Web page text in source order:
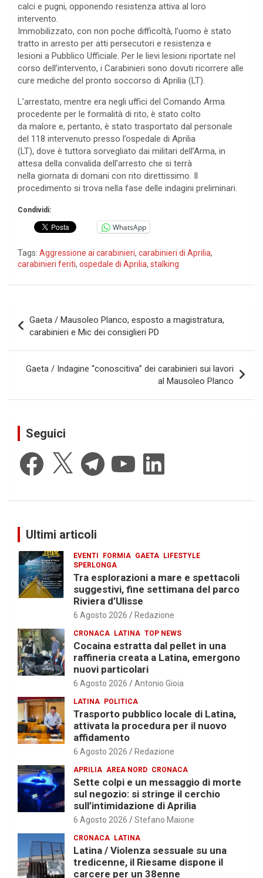
calci e pugni, opponendo resistenza attiva al loro
intervento.
Immobilizzato, con non poche difficoltà, l’uomo è stato
tratto in arresto per atti persecutori e resistenza e
lesioni a Pubblico Ufficiale. Per le lievi lesioni riportate nel
corso dell’intervento, i Carabinieri sono dovuti ricorrere alle
cure mediche del pronto soccorso di Aprilia (LT).
L’arrestato, mentre era negli uffici del Comando Arma
procedente per le formalità di rito, è stato colto
da malore e, pertanto, è stato trasportato dal personale
del 118 intervenuto presso l’ospedale di Aprilia
(LT), dove è tuttora sorvegliato dai militari dell’Arma, in
attesa della convalida dell’arresto che si terrà
nella giornata di domani con rito direttissimo. Il
procedimento si trova nella fase delle indagini preliminari.
Condividi:
WhatsApp
Tags: Aggressione ai carabinieri, carabinieri di Aprilia,
carabinieri feriti, ospedale di Aprilia, stalking
articoli
Gaeta / Mausoleo Planco, esposto a magistratura,
carabinieri e Mic dei consiglieri PD
Gaeta / Indagine “conoscitiva” dei carabinieri sui lavori
al Mausoleo Planco
Seguici
Facebook Telegram YouTube LinkedIn
Ultimi articoli
EVENTI FORMIA GAETA LIFESTYLE
SPERLONGA
Tra esplorazioni a mare e spettacoli
suggestivi, fine settimana del parco
Riviera d’Ulisse
6 Agosto 2026 Redazione
CRONACA LATINA TOP NEWS
Cocaina estratta dal pellet in una
raffineria creata a Latina, emergono
nuovi particolari
6 Agosto 2026 Antonio Gioia
LATINA POLITICA
Trasporto pubblico locale di Latina,
attivata la procedura per il nuovo
affidamento
6 Agosto 2026 Redazione
APRILIA AREA NORD CRONACA
Sette colpi e un messaggio di morte
sul negozio: si stringe il cerchio
sull’intimidazione di Aprilia
6 Agosto 2026 Stefano Maione
CRONACA LATINA
Latina / Violenza sessuale su una
tredicenne, il Riesame dispone il
carcere per un 38enne